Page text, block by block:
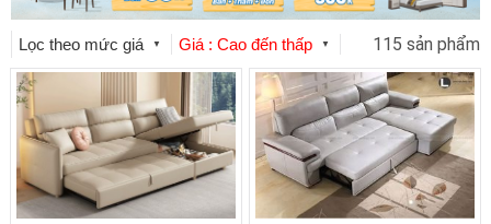
Lọc theo mức giá ▼ Giá : Cao đến thấp ▼ 115 sản phẩm